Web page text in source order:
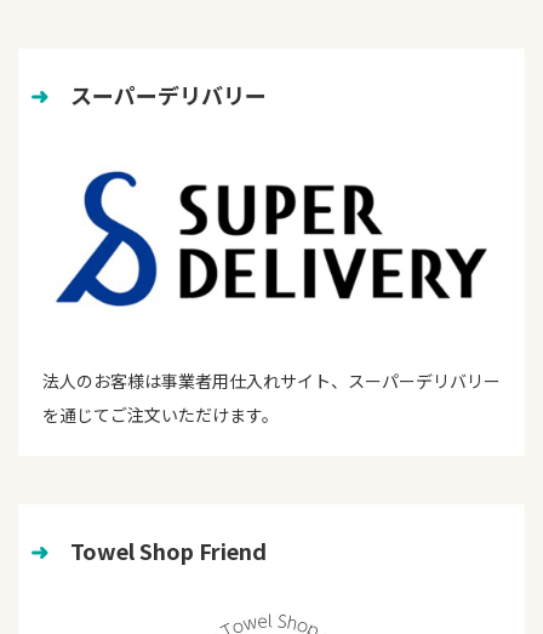
➜ スーパーデリバリー
法人のお客様は事業者用仕入れサイト、スーパーデリバリー
を通じてご注文いただけます。
➜ Towel Shop Friend